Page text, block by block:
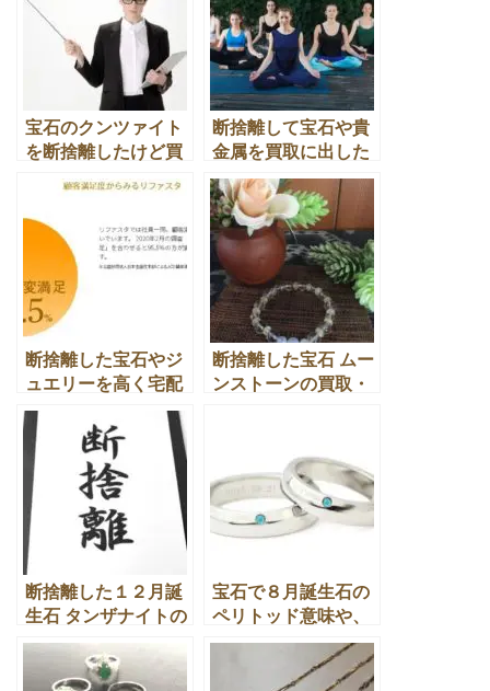
宝石のクンツァイト
を断捨離したけど買
取や換金処分はなる
断捨離して宝石や貴
金属を買取に出した
ら運気が良くなる本
当の話
断捨離した宝石やジ
ュエリーを高く宅配
買取をしてくれる買
取店とは
断捨離した宝石 ムー
ンストーンの買取・
断捨離した１２月誕
生石 タンザナイトの
買取・換金処分の活
宝石で８月誕生石の
ペリトッド意味や、
断捨離と高価買取と